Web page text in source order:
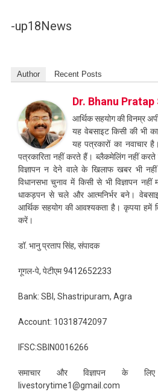
-up18News
Author Recent Posts
Dr. Bhanu Pratap
आर्थिक सहयोग की विनम्र
यह वेबसाइट किसी की भी
यह पत्रकारों का नवाचार
पत्रकारिता नहीं करते हैं। ब्लैकमेलिंग नहीं
विज्ञापन न देने वाले के खिलाफ खबर भी
विधानसभा चुनाव में किसी से भी विज्ञापन
धाकड़पन से चले और आत्मनिर्भर बने।
आर्थिक सहयोग की आवश्यकता है। कृपया हमें
करें।
डॉ. भानु प्रताप सिंह, संपादक
गूगल-पे, पेटीएम 9412652233
Bank: SBI, Shastripuram, Agra
Account: 10318742097
IFSC:SBIN0016266
समाचार और विज्ञापन के
livestorytime1@gmail.com